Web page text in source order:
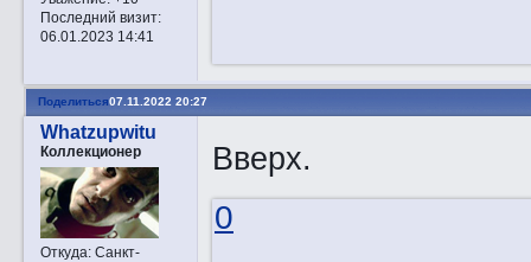
Последний визит:
06.01.2023 14:41
Поделиться07.11.2022 20:27
Whatzupwitu
Коллекционер
Откуда:Санкт-
Вверх.
0